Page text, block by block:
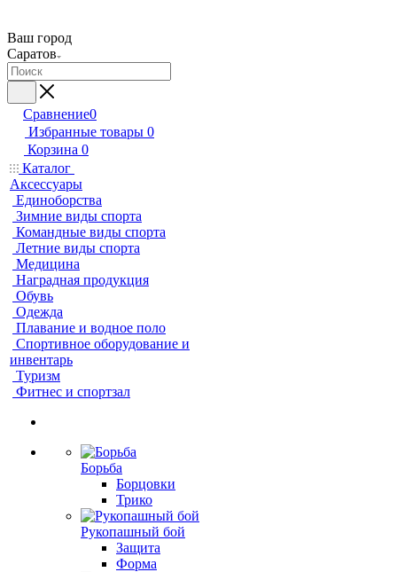
Ваш город
Саратов
Сравнение0
Избранные товары 0
Корзина 0
Каталог
Аксессуары
Единоборства
Зимние виды спорта
Командные виды спорта
Летние виды спорта
Медицина
Наградная продукция
Обувь
Одежда
Плавание и водное поло
Спортивное оборудование и
инвентарь
Туризм
Фитнес и спортзал
Борьба
Борцовки
Трико
Рукопашный бой
Защита
Форма